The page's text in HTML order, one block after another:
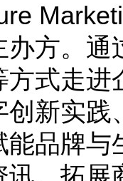
方。
方式走
新实
品牌